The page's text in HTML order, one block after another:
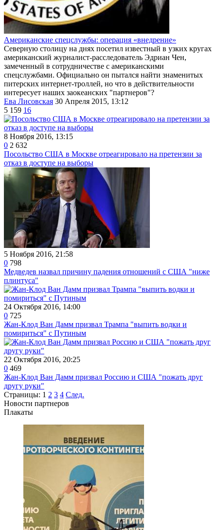
Американские спецслужбы: операция «внедрение»
Северную столицу на днях посетил известный в узких кругах
американский журналист-расследователь Эдриан Чен,
замеченный в сотрудничестве с американскими
спецслужбами. Официально он пытался найти знаменитых
питерских интернет-троллей, но что в действительности
интересует наших заокеанских "партнеров"?
Ева Лисовская 30 Апреля 2015, 13:12
5 159 16
8 Ноября 2016, 13:15
0 2 632
Посольство США в Москве отреагировало на претензии за
отказ в доступе на выборы
5 Ноября 2016, 21:58
0 798
Медведев назвал причину падения отношений с США "ниже
плинтуса"
24 Октября 2016, 14:00
0 725
Жан-Клод Ван Дамм призвал Трампа "выпить водки и
помириться" с Путиным
22 Октября 2016, 20:25
0 469
Жан-Клод Ван Дамм призвал Россию и США "пожать друг
другу руки"
Страницы: 1 2 3 4 След.
Новости партнеров
Плакаты